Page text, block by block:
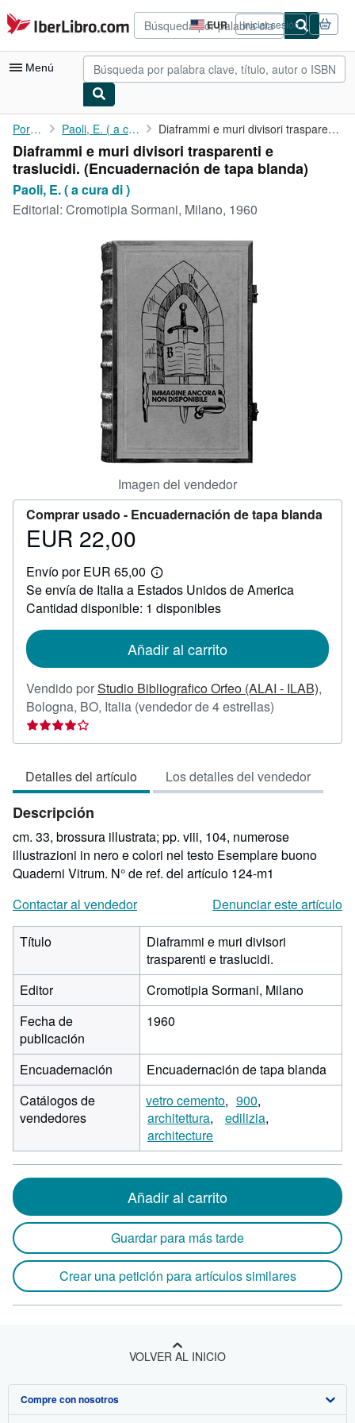
Pasar al contenido principal
IberLibro.com EUR
Preferencias
de
compra
del
Iniciar sesión
Menú
Mi cuenta
Consultar mis pedidos
Búsqueda avanzada
Colecciones
Arte y coleccionismo
Comenzar a vender
CERRAR
Portada Paoli, E. ( a cura di ) Diaframmi e muri divisori trasparenti e traslucidi.
Diaframmi e muri divisori trasparenti e
traslucidi. (Encuadernación de tapa blanda)
Paoli, E. ( a cura di )
Editorial: Cromotipia Sormani, Milano, 1960
Imagen del vendedor
Comprar usado - Encuadernación de tapa blanda
Precio
22,00
EUR 22,00
Envío por EUR 65,00
Más
información
sobre
las
envío
Se envía de Italia a Estados Unidos de America
Cantidad disponible: 1 disponibles
Añadir al carrito
Vendido porStudio Bibliografico Orfeo (ALAI - ILAB),
Bologna, BO, Italia (vendedor de 4 estrellas)
vendedor:
de
5
Detalles del artículo Los detalles del vendedor
Descripción
cm. 33, brossura illustrata; pp. viii, 104, numerose
illustrazioni in nero e colori nel testo Esemplare buono
Quaderni Vitrum. N° de ref. del artículo 124-m1
Contactar al vendedor
Denunciar este artículo
Título
Diaframmi e muri divisori
trasparenti e traslucidi.
Editor
Cromotipia Sormani, Milano
Fecha de
publicación
1960
Encuadernación
Encuadernación de tapa blanda
Catálogos de
vendedores
vetro cemento
900
architettura
edilizia
architecture
Añadir al carrito
Guardar para más tarde
Crear una petición para artículos similares
VOLVER AL INICIO
Compre con nosotros